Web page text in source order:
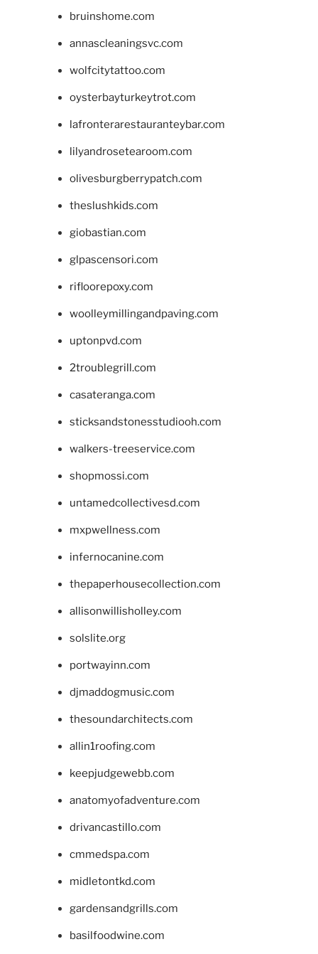
bruinshome.com
annascleaningsvc.com
wolfcitytattoo.com
oysterbayturkeytrot.com
lafronterarestauranteybar.com
lilyandrosetearoom.com
olivesburgberrypatch.com
theslushkids.com
giobastian.com
glpascensori.com
rifloorepoxy.com
woolleymillingandpaving.com
uptonpvd.com
2troublegrill.com
casateranga.com
sticksandstonesstudiooh.com
walkers-treeservice.com
shopmossi.com
untamedcollectivesd.com
mxpwellness.com
infernocanine.com
thepaperhousecollection.com
allisonwillisholley.com
solslite.org
portwayinn.com
djmaddogmusic.com
thesoundarchitects.com
allin1roofing.com
keepjudgewebb.com
anatomyofadventure.com
drivancastillo.com
cmmedspa.com
midletontkd.com
gardensandgrills.com
basilfoodwine.com